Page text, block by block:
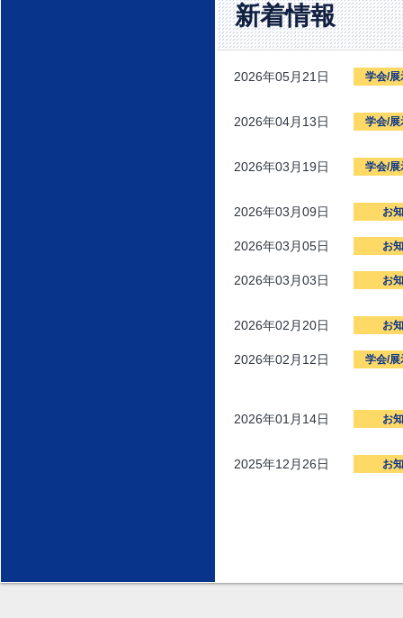
新着情報
2026年05月21日 学会/展
2026年04月13日 学会/展
2026年03月19日 学会/展
2026年03月09日 お
2026年03月05日 お
2026年03月03日 お
2026年02月20日 お
2026年02月12日 学会/展
2026年01月14日 お
2025年12月26日 お